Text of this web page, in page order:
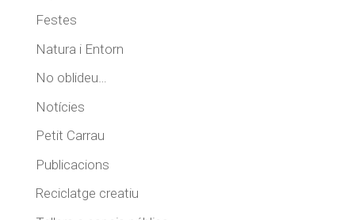
Festes
Natura i Entorn
No oblideu…
Notícies
Petit Carrau
Publicacions
Reciclatge creatiu